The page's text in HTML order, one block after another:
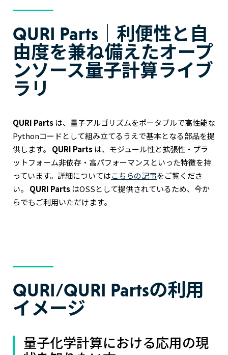
QURI Parts｜利便性と自
由度を兼ね備えたオープ
ンソース量子計算ライブ
ラリ
QURI Parts は、量子アルゴリズムをポータブルで高性能な
Pythonコードとして組み立てるうえで基本となる部品を提
供します。 QURI Parts は、モジュール性と拡張性・プラ
ットフォーム非依存・高パフォーマンスといった特徴を持
っています。詳細についてはこちらの記事をご覧くださ
い。 QURI Parts はOSSとして提供されているため、今か
らでもご利用いただけます。
QURI/QURI Partsの利用
イメージ
量子化学計算における応用の現